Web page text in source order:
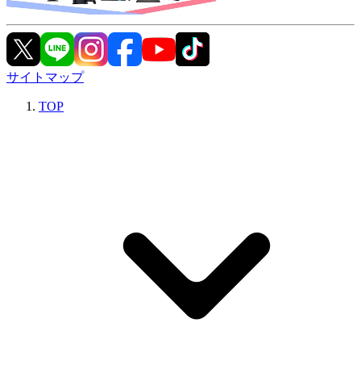
サイトマップ
TOP